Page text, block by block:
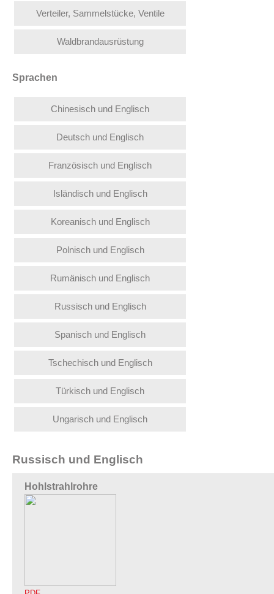
Verteiler, Sammelstücke, Ventile
Waldbrandausrüstung
Sprachen
Chinesisch und Englisch
Deutsch und Englisch
Französisch und Englisch
Isländisch und Englisch
Koreanisch und Englisch
Polnisch und Englisch
Rumänisch und Englisch
Russisch und Englisch
Spanisch und Englisch
Tschechisch und Englisch
Türkisch und Englisch
Ungarisch und Englisch
Russisch und Englisch
Hohlstrahlrohre